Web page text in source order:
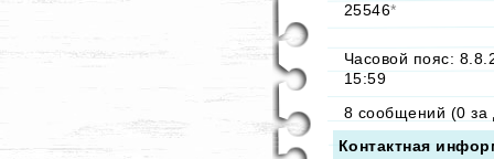
25546*
Часовой пояс:
15:59
8 сообщений (0 за
Контактная